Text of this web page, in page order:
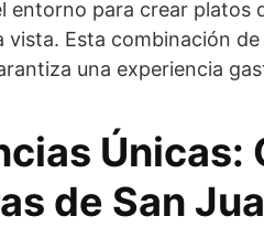
entorno para crear platos
vista. Esta combinación
una experiencia
Únicas:
de San